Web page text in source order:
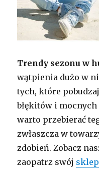
Trendy sezonu w
wątpienia dużo w
tych, które
błękitów i
warto przebierać
zwłaszcza w
zdobień. Zobacz
zaopatrz swój sklep